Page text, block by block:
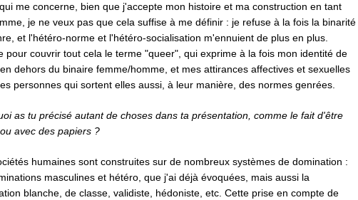
me concerne, bien que j'accepte mon histoire et ma construction en tant
je ne veux pas que cela suffise à me définir : je refuse à la fois la binarité
et l'hétéro-norme et l'hétéro-socialisation m'ennuient de plus en plus.
pour couvrir tout cela le terme "queer", qui exprime à la fois mon identité de
dehors du binaire femme/homme, et mes attirances affectives et sexuelles
personnes qui sortent elles aussi, à leur manière, des normes genrées.
as tu précisé autant de choses dans ta présentation, comme le fait d'être
avec des papiers ?
humaines sont construites sur de nombreux systèmes de domination :
masculines et hétéro, que j'ai déjà évoquées, mais aussi la
blanche, de classe, validiste, hédoniste, etc. Cette prise en compte de